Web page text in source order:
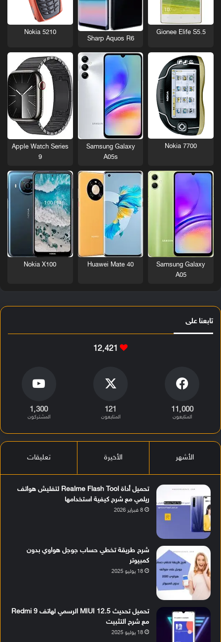
Gionee Elife S5.5
Sharp Aquos R6
Nokia 5210
Nokia 7700
Samsung Galaxy
A05s
Apple Watch Series
9
Samsung Galaxy
A05
Huawei Mate 40
Nokia X100
تابعنا على
12٬421
11٬000
المتابعون
121
المتابعون
1٬300
المشتركون
الأشهر الأخيرة تعليقات
تحميل أداة Realme Flash Tool لتفليش هواتف
ريلمي مع شرح كيفية استخدامها
8 فبراير 2026
شرح طريقة تخطي حساب جوجل هواوي بدون
كمبيوتر
18 يوليو 2025
تحميل تحديث MIUI 12.5 الرسمي لهاتف Redmi 9
مع شرح التثبيت
18 يوليو 2025